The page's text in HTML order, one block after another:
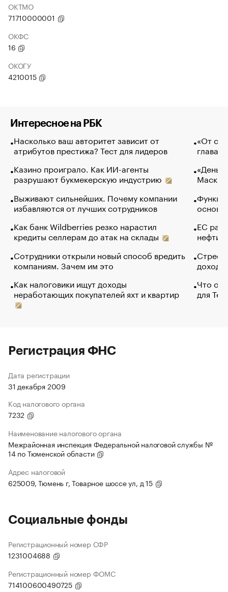
ОКТМО
71710000001
ОКФС
16
ОКОГУ
4210015
Интересное на РБК
Насколько ваш авторитет зависит от
атрибутов престижа? Тест для лидеров
Казино проиграло. Как ИИ-агенты
разрушают букмекерскую индустрию
Выживают сильнейших. Почему компании
избавляются от лучших сотрудников
Как банк Wildberries резко нарастил
кредиты селлерам до атак на склады
Сотрудники открыли новый способ вредить
компаниям. Зачем им это
Как налоговики ищут доходы
неработающих покупателей яхт и квартир
«От
глава
Маск в
основ
ЕС
нефти
Что
для
Регистрация ФНС
Дата регистрации
31 декабря 2009
Код налогового органа
7232
Наименование налогового органа
Межрайонная инспекция Федеральной налоговой службы №
14 по Тюменской области
Адрес налоговой
625009, Тюмень г, Товарное шоссе ул, д 15
Социальные фонды
Регистрационный номер СФР
1231004688
Регистрационный номер ФОМС
714100600490725